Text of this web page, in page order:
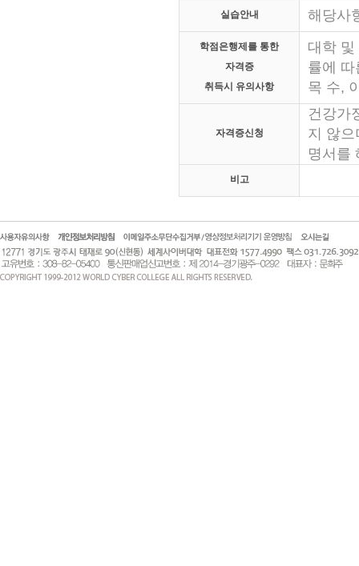
실습안내 해당사
학점은행제를 통한
자격증
취득시 유의사항
대학
률에
목 수,
자격증신청
건강가
지 않
명서를
비고